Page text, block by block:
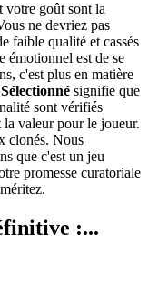
votre goût sont la
ne devriez pas
faible qualité et cassés
émotionnel est de se
c'est plus en matière
signifie que
sont vérifiés
valeur pour le joueur.
clonés. Nous
que c'est un jeu
promesse curatoriale
:...